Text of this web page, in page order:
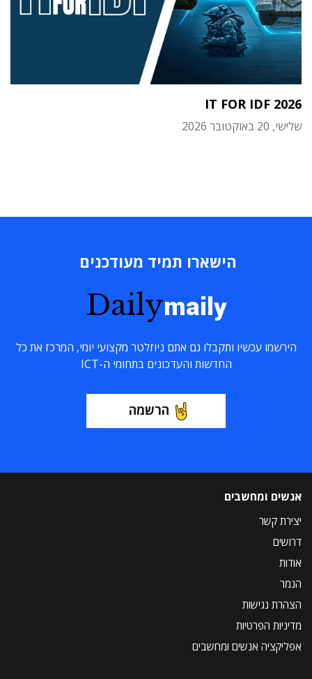
IT FOR IDF 2026
שלישי, 20 באוקטובר 2026
הישארו תמיד מעודכנים
Dailymaily
הירשמו עכשיו ותקבלו גם אתם ניוזלטר מקצועי יומי, המרכז את כל
החדשות והעדכונים בתחומי ה-ICT
הרשמה
אנשים ומחשבים
יצירת קשר
דרושים
אודות
הנמר
הצהרת נגישות
מדיניות הפרטיות
אפליקציה אנשים ומחשבים